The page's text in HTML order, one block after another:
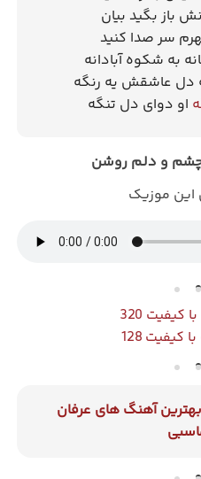
باز بگید بیان
سر صدا کنید
به شکوه آبادانه
دل عاشقش یه رنگه
او دوای دل تنگه
و دلـم روشن
این موزیک
320
کیفیت 128
آهنگ های عرفان